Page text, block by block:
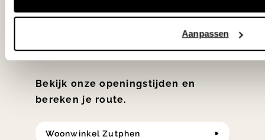
Aanpassen
klassiekers en de nieuwste ontwerpen
in verrassende materialen en kleuren!
Bekijk onze openingstijden en
bereken je route.
Woonwinkel Zutphen